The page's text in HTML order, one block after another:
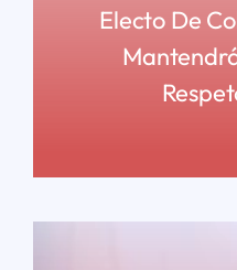
Electo De